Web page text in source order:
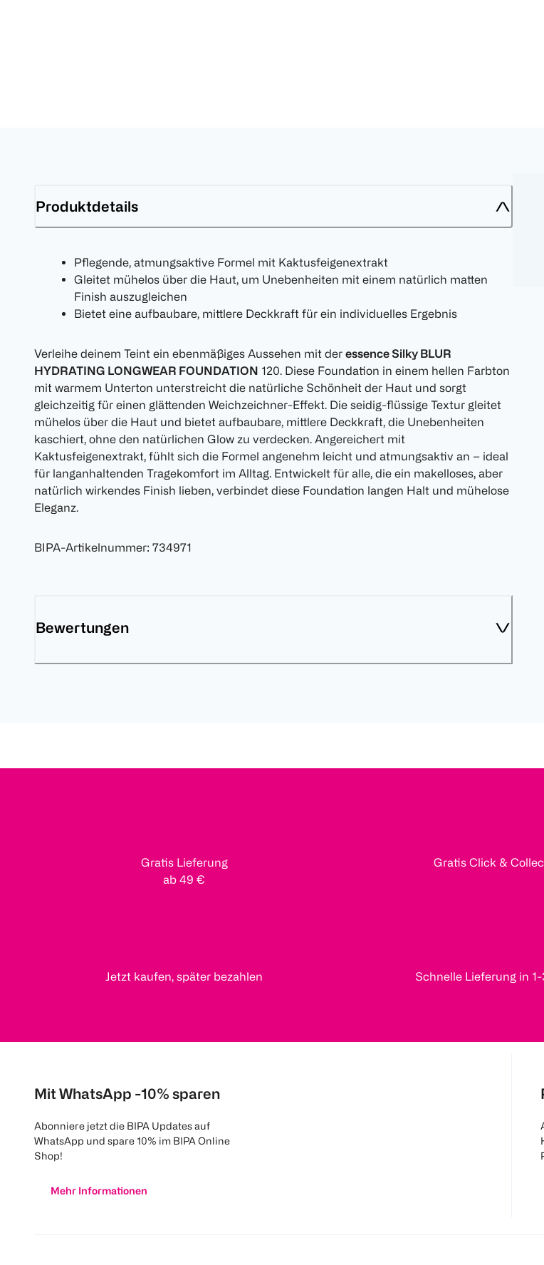
Produktdetails
Pflegende, atmungsaktive Formel mit Kaktusfeigenextrakt
Gleitet mühelos über die Haut, um Unebenheiten mit einem natürlich matten
Finish auszugleichen
Bietet eine aufbaubare, mittlere Deckkraft für ein individuelles Ergebnis
Verleihe deinem Teint ein ebenmäßiges Aussehen mit der essence Silky BLUR
HYDRATING LONGWEAR FOUNDATION 120. Diese Foundation in einem hellen Farbton
mit warmem Unterton unterstreicht die natürliche Schönheit der Haut und sorgt
gleichzeitig für einen glättenden Weichzeichner-Effekt. Die seidig-flüssige Textur gleitet
mühelos über die Haut und bietet aufbaubare, mittlere Deckkraft, die Unebenheiten
kaschiert, ohne den natürlichen Glow zu verdecken. Angereichert mit
Kaktusfeigenextrakt, fühlt sich die Formel angenehm leicht und atmungsaktiv an – ideal
für langanhaltenden Tragekomfort im Alltag. Entwickelt für alle, die ein makelloses, aber
natürlich wirkendes Finish lieben, verbindet diese Foundation langen Halt und mühelose
Eleganz.
BIPA-Artikelnummer: 734971
Bewertungen
Gratis Lieferung
ab 49 €
Gratis Click &
Jetzt kaufen, später bezahlen Schnelle Lieferung in
Mit WhatsApp -10% sparen
Abonniere jetzt die BIPA Updates auf
WhatsApp und spare 10% im BIPA Online
Shop!
Mehr Informationen